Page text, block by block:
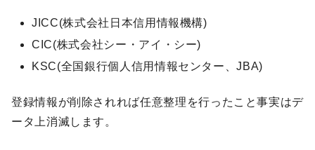
JICC(株式会社日本信用情報機構)
CIC(株式会社シー・アイ・シー)
KSC(全国銀行個人信用情報センター、JBA)
登録情報が削除されれば任意整理を行ったこと事実はデ
ータ上消滅します。